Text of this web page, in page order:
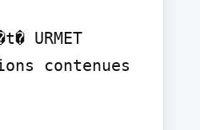
URMET
contenues